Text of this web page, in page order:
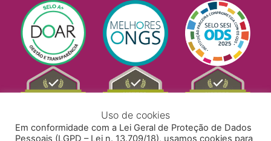
Uso de cookies
Em conformidade com a Lei Geral de Proteção de Dados
Pessoais (LGPD – Lei n. 13.709/18), usamos cookies para